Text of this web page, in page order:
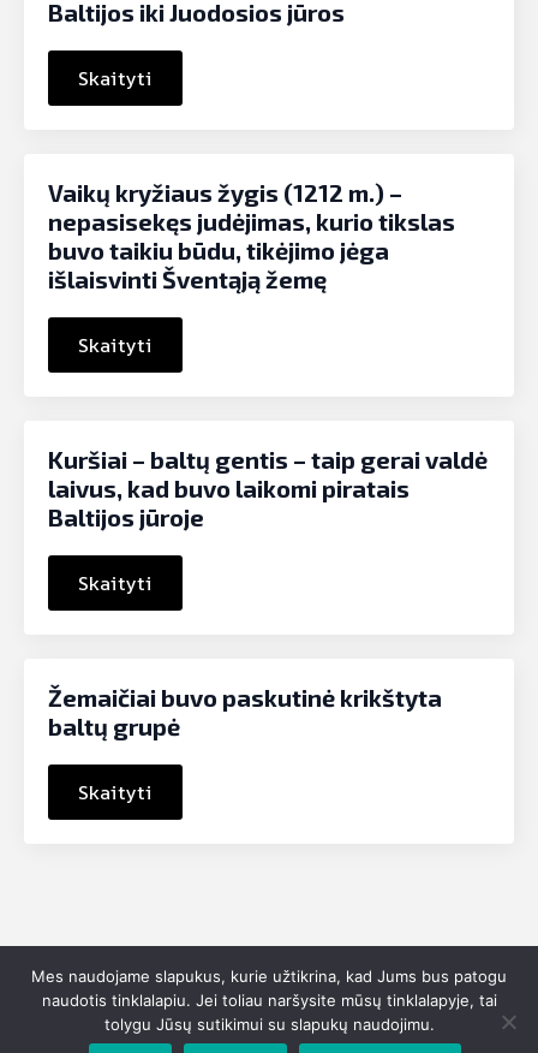
Baltijos iki Juodosios jūros
Skaityti
Vaikų kryžiaus žygis (1212 m.) –
nepasisekęs judėjimas, kurio tikslas
buvo taikiu būdu, tikėjimo jėga
išlaisvinti Šventąją žemę
Skaityti
Kuršiai – baltų gentis – taip gerai valdė
laivus, kad buvo laikomi piratais
Baltijos jūroje
Skaityti
Žemaičiai buvo paskutinė krikštyta
baltų grupė
Skaityti
Susisiek:info@idomioji-istorija.lt
© 2025 Idomioji-istorija.lt - Visos teisės saugomos. Sprendimas:
Mes naudojame slapukus, kurie užtikrina, kad Jums bus patogu
naudotis tinklalapiu. Jei toliau naršysite mūsų tinklalapyje, tai
tolygu Jūsų sutikimui su slapukų naudojimu.